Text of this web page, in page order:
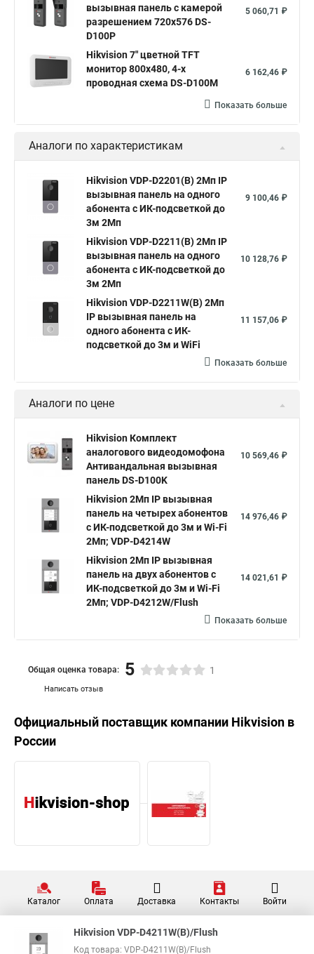
вызывная панель с камерой
разрешением 720х576 DS-
D100P
5 060,71 ₽
Hikvision 7" цветной TFT
монитор 800х480, 4-х
проводная схема DS-D100M
6 162,46 ₽
Показать больше
Аналоги по характеристикам
Hikvision VDP-D2201(B) 2Мп IP
вызывная панель на одного
абонента с ИК-подсветкой до
3м 2Мп
9 100,46 ₽
Hikvision VDP-D2211(B) 2Мп IP
вызывная панель на одного
абонента с ИК-подсветкой до
3м 2Мп
10 128,76 ₽
Hikvision VDP-D2211W(B) 2Мп
IP вызывная панель на
одного абонента с ИК-
подсветкой до 3м и WiFi
11 157,06 ₽
Показать больше
Аналоги по цене
Hikvision Комплект
аналогового видеодомофона
Антивандальная вызывная
панель DS-D100K
10 569,46 ₽
Hikvision 2Мп IP вызывная
панель на четырех абонентов
с ИК-подсветкой до 3м и Wi-Fi
2Мп; VDP-D4214W
14 976,46 ₽
Hikvision 2Мп IP вызывная
панель на двух абонентов с
ИК-подсветкой до 3м и Wi-Fi
2Мп; VDP-D4212W/Flush
14 021,61 ₽
Показать больше
Написать отзыв
Общая оценка товара: 5 1
Официальный поставщик компании Hikvision в
России
Каталог Оплата Доставка Контакты Войти
Hikvision VDP-D4211W(B)/Flush
Код товара: VDP-D4211W(B)/Flush